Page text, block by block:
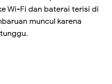
Wi-Fi dan baterai terisi di
muncul karena